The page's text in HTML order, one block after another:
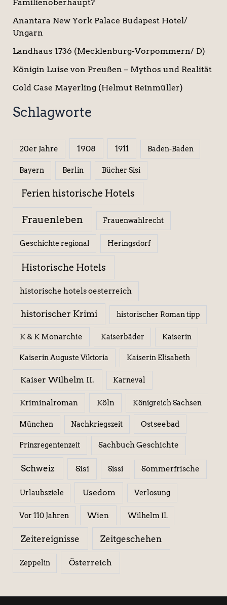
Familienoberhaupt?
Anantara New York Palace Budapest Hotel/
Ungarn
Landhaus 1736 (Mecklenburg-Vorpommern/ D)
Königin Luise von Preußen – Mythos und Realität
Cold Case Mayerling (Helmut Reinmüller)
Schlagworte
20er Jahre 1908 1911 Baden-Baden
Bayern Berlin Bücher Sisi
Ferien historische Hotels
Frauenleben Frauenwahlrecht
Geschichte regional Heringsdorf
Historische Hotels
historische hotels oesterreich
historischer Krimi historischer Roman tipp
K & K Monarchie Kaiserbäder Kaiserin
Kaiserin Auguste Viktoria Kaiserin Elisabeth
Kaiser Wilhelm II. Karneval
Kriminalroman Köln Königreich Sachsen
München Nachkriegszeit Ostseebad
Prinzregentenzeit Sachbuch Geschichte
Schweiz Sisi Sissi Sommerfrische
Urlaubsziele Usedom Verlosung
Vor 110 Jahren Wien Wilhelm II.
Zeitereignisse Zeitgeschehen
Zeppelin Österreich